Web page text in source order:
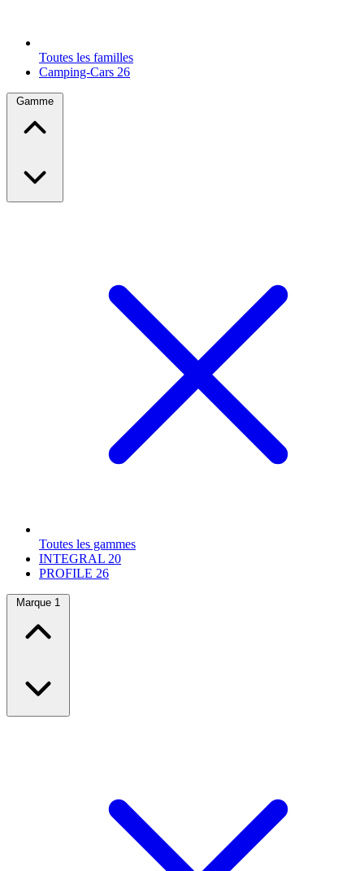
Toutes les familles
Camping-Cars 26
Gamme
Toutes les gammes
INTEGRAL 20
PROFILE 26
Marque 1